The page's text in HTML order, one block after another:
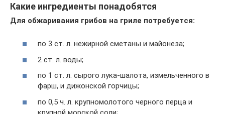
Какие ингредиенты понадобятся
Для обжаривания грибов на гриле потребуется:
по 3 ст. л. нежирной сметаны и майонеза;
2 ст. л. воды;
по 1 ст. л. сырого лука-шалота, измельченного в
фарш, и дижонской горчицы;
по 0,5 ч. л. крупномолотого черного перца и